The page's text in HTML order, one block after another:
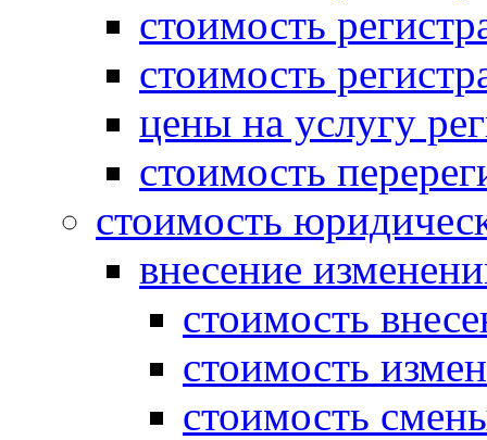
стоимость
стоимость
цены на услугу
стоимость
стоимость
внесение
стоимость
стоимость
стоимость